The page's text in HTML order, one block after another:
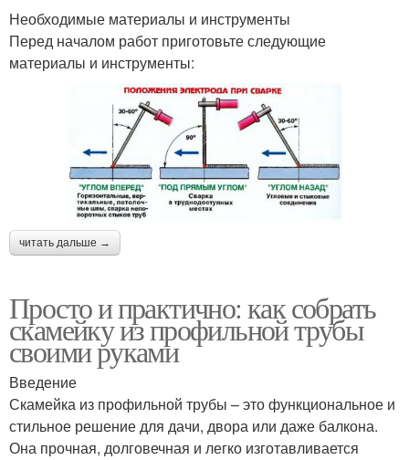
Необходимые материалы и инструменты
Перед началом работ приготовьте следующие
материалы и инструменты:
читать дальше →
Просто и практично: как собрать
скамейку из профильной трубы
своими руками
Введение
Скамейка из профильной трубы – это функциональное и
стильное решение для дачи, двора или даже балкона.
Она прочная, долговечная и легко изготавливается